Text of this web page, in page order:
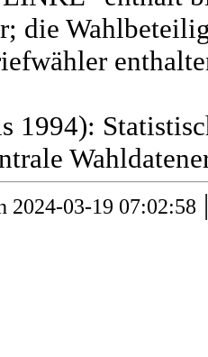
die
1994):
2024-03-19 07:02:58